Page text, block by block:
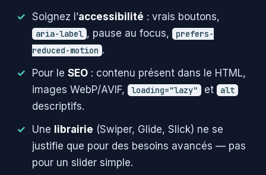
Soignez l’accessibilité : vrais boutons,
aria-label , pause au focus,
prefers-
reduced-motion .
Pour le SEO : contenu présent dans le HTML,
images WebP/AVIF,
loading="lazy" et alt
descriptifs.
Une librairie (Swiper, Glide, Slick) ne se
justifie que pour des besoins avancés — pas
pour un slider simple.